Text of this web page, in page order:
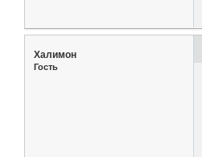
Халимон
Гость